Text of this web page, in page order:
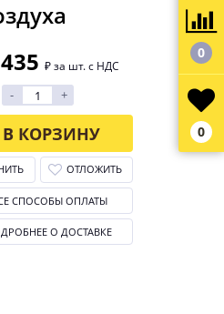
₽ за шт. с НДС
- +
В КОРЗИНУ
ОТЛОЖИТЬ
СПОСОБЫ ОПЛАТЫ
О ДОСТАВКЕ
0
0